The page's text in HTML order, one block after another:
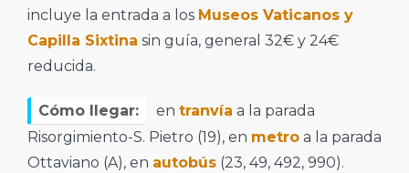
incluye la entrada a los Museos Vaticanos y
Capilla Sixtina sin guía, general 32€ y 24€
reducida.
Cómo llegar: en tranvía a la parada
Risorgimiento-S. Pietro (19), en metro a la parada
Ottaviano (A), en autobús (23, 49, 492, 990).